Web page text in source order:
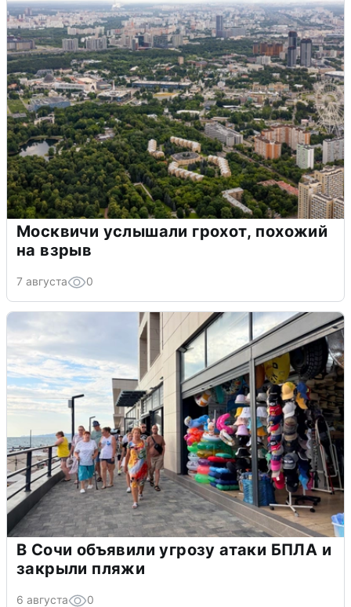
Москвичи услышали грохот, похожий
на взрыв
7 августа 0
В Сочи объявили угрозу атаки БПЛА и
закрыли пляжи
6 августа 0